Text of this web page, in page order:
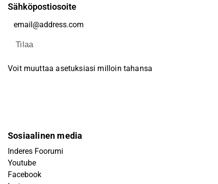
Sähköpostiosoite
Tilaa
Voit muuttaa asetuksiasi milloin tahansa
Sosiaalinen media
Inderes Foorumi
Youtube
Facebook